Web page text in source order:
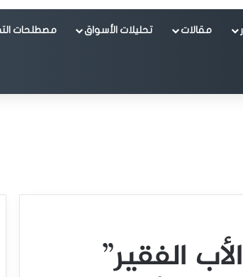
مقالات تحليلات الأسواق مصطلحات
الفقير”